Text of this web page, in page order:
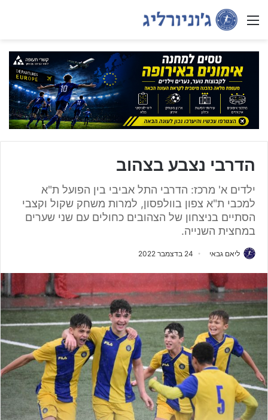
Menu
הדרבי נצבע בצהוב
ילדים א' מרכז: הדרבי התל אביבי בין הפועל ת"א
למכבי ת"א צפון בוולפסון, למרות משחק שקול וקצבי
הסתיים בניצחון של הצהובים כחולים עם שני שערים
במחצית השנייה.
ליאם גבאי 24 בדצמבר 2022